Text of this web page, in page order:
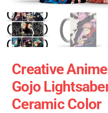
Creative
Gojo
Ceramic Color